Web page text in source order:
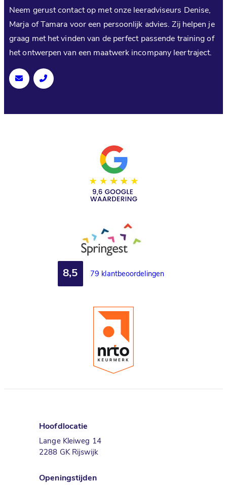
Neem gerust contact op met onze leeradviseurs Denise,
Marja of Tamara voor een persoonlijk advies. Zij helpen je
graag met het vinden van de perfect passende training of
het ontwerpen van een maatwerk incompany leertraject.
8,5 79 klantbeoordelingen
Hoofdlocatie
Lange Kleiweg 14
2288 GK Rijswijk
Openingstijden